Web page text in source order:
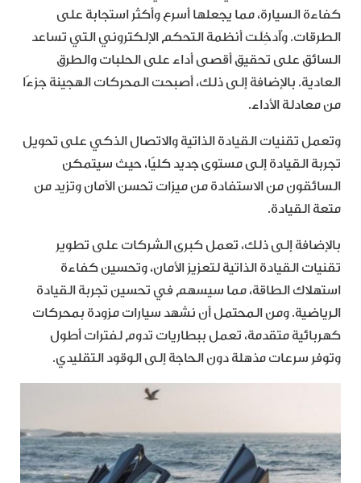
كفاءة السيارة، مما يجعلها أسرع وأكثر استجابة على
الطرقات. وأُدخِلَت أنظمة التحكم الإلكتروني التي تساعد
السائق على تحقيق أقصى أداء على الحلبات والطرق
العادية. بالإضافة إلى ذلك، أصبحت المحركات الهجينة جزءًا
من معادلة الأداء.
وتعمل تقنيات القيادة الذاتية والاتصال الذكي على تحويل
تجربة القيادة إلى مستوى جديد كليًا، حيث سيتمكن
السائقون من الاستفادة من ميزات تحسن الأمان وتزيد من
متعة القيادة.
بالإضافة إلى ذلك، تعمل كبرى الشركات على تطوير
تقنيات القيادة الذاتية لتعزيز الأمان، وتحسين كفاءة
استهلاك الطاقة، مما سيسهم في تحسين تجربة القيادة
الرياضية. ومن المحتمل أن نشهد سيارات مزودة بمحركات
كهربائية متقدمة، تعمل ببطاريات تدوم لفترات أطول
وتوفر سرعات مذهلة دون الحاجة إلى الوقود التقليدي.